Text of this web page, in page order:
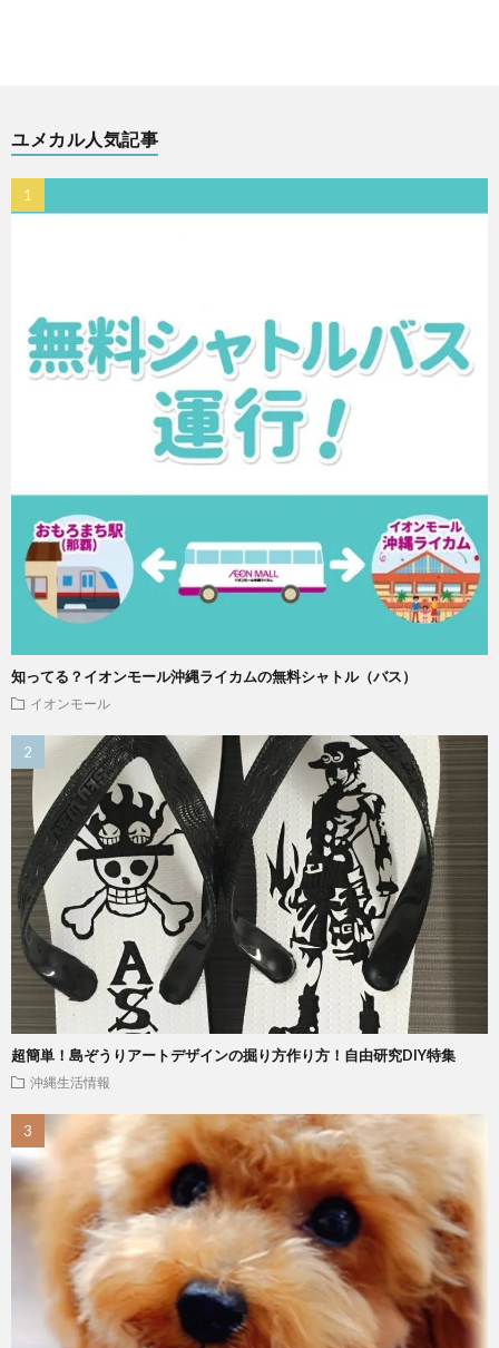
ユメカル人気記事
知ってる？イオンモール沖縄ライカムの無料シャトル（バス）
イオンモール
超簡単！島ぞうりアートデザインの掘り方作り方！自由研究DIY特集
沖縄生活情報